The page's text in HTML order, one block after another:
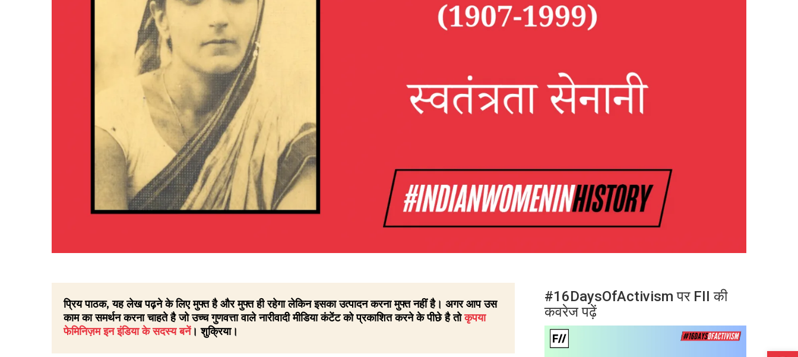
प्रिय पाठक, यह लेख पढ़ने के लिए मुफ्त है और मुफ्त ही रहेगा लेकिन इसका उत्पादन करना मुफ्त नहीं है। अगर आप उस
काम का समर्थन करना चाहते है जो उच्च गुणवत्ता वाले नारीवादी मीडिया कंटेंट को प्रकाशित करने के पीछे है तोकृपया
फेमिनिज़म इन इंडिया के सदस्य बनें। शुक्रिया।
#16DaysOfActivism पर FII की
कवरेज पढ़ें